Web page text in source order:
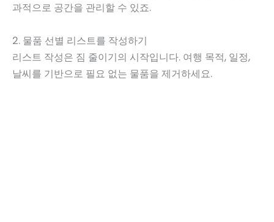
과적으로 공간을 관리할 수 있죠.
2. 물품 선별 리스트를 작성하기
리스트 작성은 짐 줄이기의 시작입니다. 여행 목적, 일정,
날씨를 기반으로 필요 없는 물품을 제거하세요.